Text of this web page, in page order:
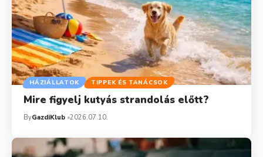
HÁZIÁLLATOK TIPPEK ÉS TANÁCSOK
Mire figyelj kutyás strandolás előtt?
ByGazdiKlub 2026.07.10.